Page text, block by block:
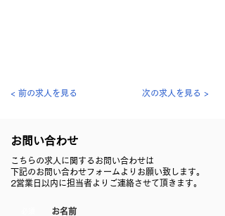
< 前の求人を見る 次の求人を見る >
​お問い合わせ
こちらの求人に関するお問い合わせは
下記のお問い合わせフォームよりお願い致します。
2営業日以内に担当者よりご連絡させて頂きます。
​お名前